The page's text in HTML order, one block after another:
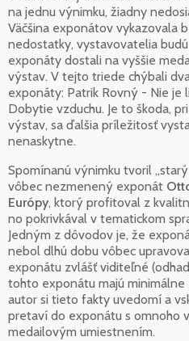
na jednu výnimku, žiadny
Väčšina exponátov vykazovala
nedostatky, vystavovatelia budú
exponáty dostali na vyššie
výstav. V tejto triede chýbali
exponáty: Patrik Rovný - Nie je
Dobytie vzduchu. Je to škoda,
výstav, sa ďalšia príležitosť
nenaskytne.
Spomínanú výnimku tvoril
vôbec nezmenený exponát
Európy, ktorý profitoval z
no pokrivkával v tematickom
Jedným z dôvodov je, že
nebol dlhú dobu vôbec
exponátu zvlášť viditeľné
tohto exponátu majú
autor si tieto fakty uvedomí a
pretaví do exponátu s omnoho
medailovým umiestnením.